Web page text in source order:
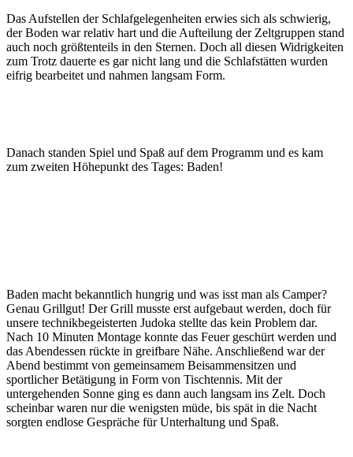
Das Aufstellen der Schlafgelegenheiten erwies sich als schwierig,
der Boden war relativ hart und die Aufteilung der Zeltgruppen stand
auch noch größtenteils in den Sternen. Doch all diesen Widrigkeiten
zum Trotz dauerte es gar nicht lang und die Schlafstätten wurden
eifrig bearbeitet und nahmen langsam Form.
Danach standen Spiel und Spaß auf dem Programm und es kam
zum zweiten Höhepunkt des Tages: Baden!
Baden macht bekanntlich hungrig und was isst man als Camper?
Genau Grillgut! Der Grill musste erst aufgebaut werden, doch für
unsere technikbegeisterten Judoka stellte das kein Problem dar.
Nach 10 Minuten Montage konnte das Feuer geschürt werden und
das Abendessen rückte in greifbare Nähe. Anschließend war der
Abend bestimmt von gemeinsamem Beisammensitzen und
sportlicher Betätigung in Form von Tischtennis. Mit der
untergehenden Sonne ging es dann auch langsam ins Zelt. Doch
scheinbar waren nur die wenigsten müde, bis spät in die Nacht
sorgten endlose Gespräche für Unterhaltung und Spaß.